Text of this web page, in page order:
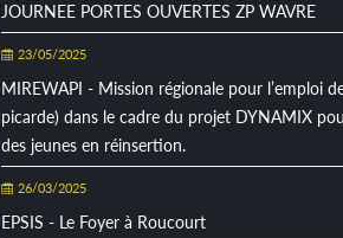
JOURNEE PORTES OUVERTES ZP WAVRE
23/05/2025
MIREWAPI - Mission régionale pour l’emploi
picarde) dans le cadre du projet DYNAMIX
des jeunes en réinsertion.
26/03/2025
EPSIS - Le Foyer à Roucourt